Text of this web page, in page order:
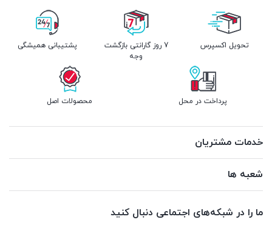
تحویل اکسپرس
7 روز گارانتی بازگشت
وجه
پشتیبانی همیشگی
پرداخت در محل محصولات اصل
خدمات مشتریان
شعبه ها
ما را در شبکه‌های اجتماعی دنبال کنید